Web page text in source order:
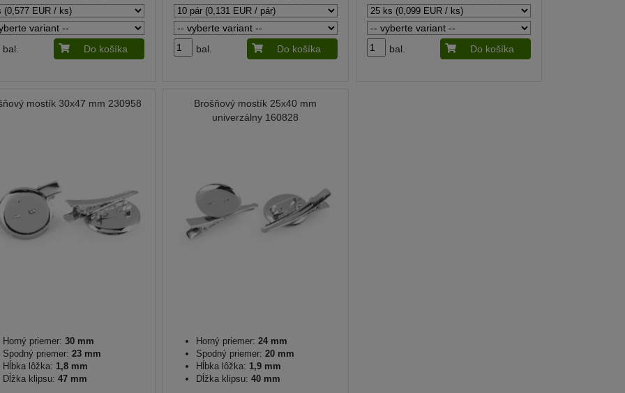
bal. Do košíka bal. Do košíka bal. Do košíka
mostík 30x47 mm 230958
Horný priemer: 30 mm
Spodný priemer: 23 mm
Hĺbka lôžka: 1,8 mm
Dĺžka klipsu: 47 mm
Brošňový mostík 25x40 mm
univerzálny 160828
Horný priemer: 24 mm
Spodný priemer: 20 mm
Hĺbka lôžka: 1,9 mm
Dĺžka klipsu: 40 mm